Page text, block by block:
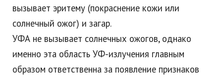
вызывает эритему (покраснение кожи или
солнечный ожог) и загар.
УФА не вызывает солнечных ожогов, однако
именно эта область УФ-излучения главным
образом ответственна за появление признаков